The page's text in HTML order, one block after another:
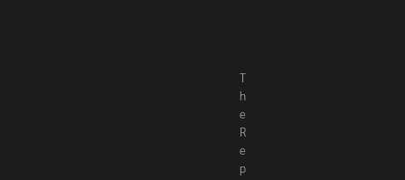
T
h
e
R